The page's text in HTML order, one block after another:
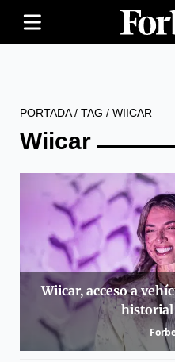
PORTADA/ TAG / WIICAR
Wiicar
Wiicar, acceso a